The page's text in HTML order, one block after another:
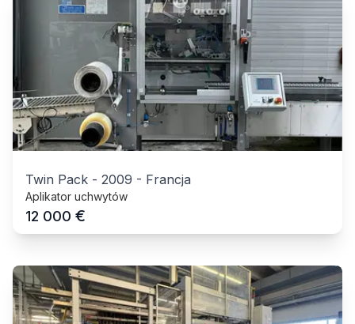
Twin Pack - 2009 - Francja
Aplikator uchwytów
12 000 €